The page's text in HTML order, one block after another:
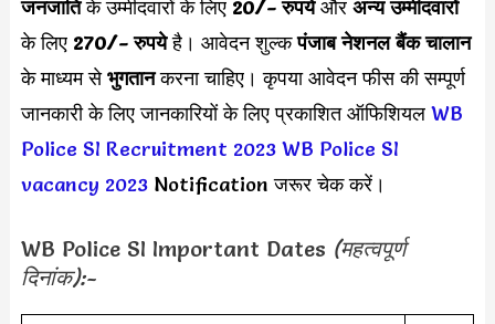
जनजातिके उम्मीदवारों के लिए20/- रुपयेऔर अन्य उम्मीदवारों
के लिए 270/- रुपयेहै। आवेदन शुल्कपंजाब नेशनल बैंक चालान
के माध्यम सेभुगतानकरना चाहिए। कृपया आवेदन फीस की सम्पूर्ण
जानकारी के लिए जानकारियों के लिए प्रकाशित ऑफिशियल WB
Police SI Recruitment 2023 WB Police SI
vacancy 2023Notification जरूर चेक करें।
WB Police SI Important Dates (महत्वपूर्ण
दिनांक):-